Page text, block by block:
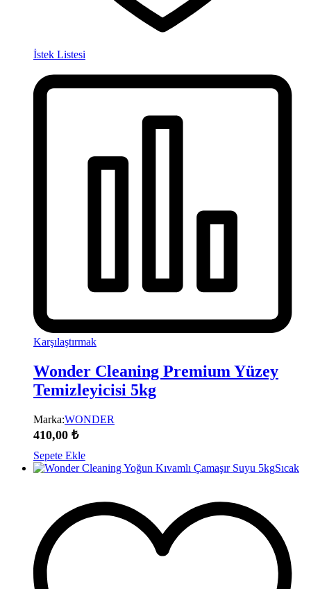
İstek Listesi
Karşılaştırmak
Wonder Cleaning Premium Yüzey
Temizleyicisi 5kg
Marka:WONDER
410,00 ₺
Sepete Ekle
Sıcak